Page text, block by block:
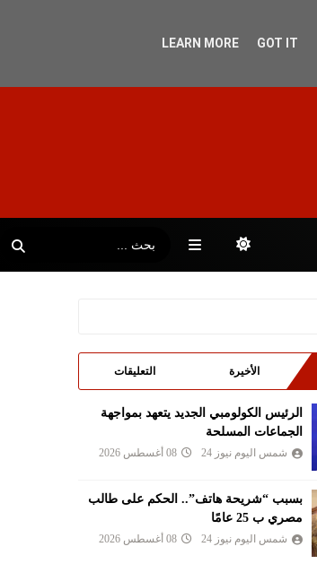
الأخيرة التعليقات
الرئيس الكولومبي الجديد يتعهد بمواجهة
الجماعات المسلحة
شمس اليوم نيوز 24 08 أغسطس 2026
بسبب “شريحة هاتف”.. الحكم على طالب
مصري ب 25 عامًا
شمس اليوم نيوز 24 08 أغسطس 2026
LEARN MORE GOT IT